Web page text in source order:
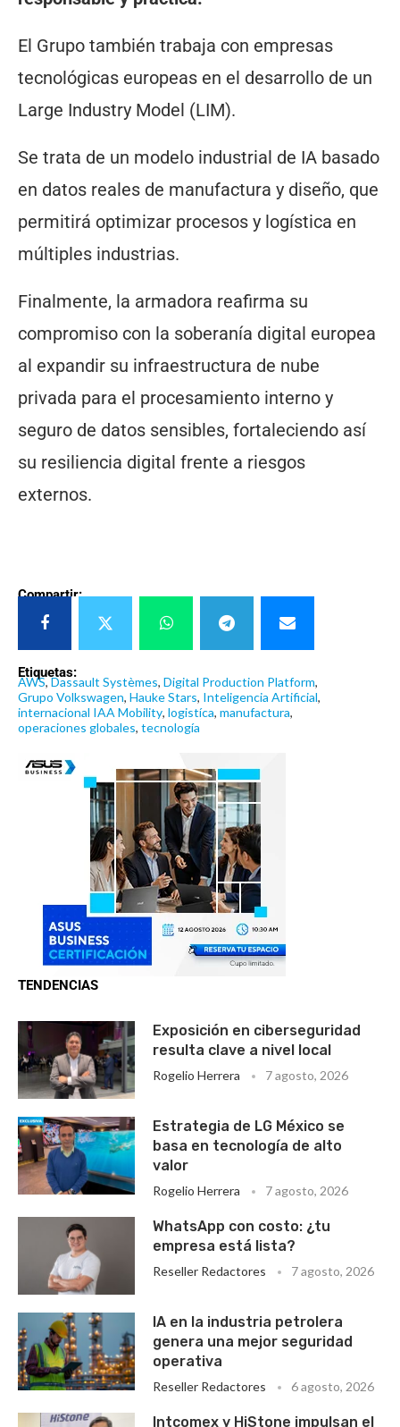
El Grupo también trabaja con empresas
tecnológicas europeas en el desarrollo de un
Large Industry Model (LIM).
Se trata de un modelo industrial de IA basado
en datos reales de manufactura y diseño, que
permitirá optimizar procesos y logística en
múltiples industrias.
Finalmente, la armadora reafirma su
compromiso con la soberanía digital europea
al expandir su infraestructura de nube
privada para el procesamiento interno y
seguro de datos sensibles, fortaleciendo así
su resiliencia digital frente a riesgos
externos.
Compartir:
Etiquetas:
AWS, Dassault Systèmes, Digital Production Platform,
Grupo Volkswagen, Hauke Stars, Inteligencia Artificial,
internacional IAA Mobility, logistíca, manufactura,
operaciones globales, tecnología
TENDENCIAS
Exposición en ciberseguridad
resulta clave a nivel local
Rogelio Herrera 7 agosto, 2026
Estrategia de LG México se
basa en tecnología de alto
valor
Rogelio Herrera 7 agosto, 2026
WhatsApp con costo: ¿tu
empresa está lista?
Reseller Redactores 7 agosto, 2026
IA en la industria petrolera
genera una mejor seguridad
operativa
Reseller Redactores 6 agosto, 2026
Intcomex y HiStone impulsan el